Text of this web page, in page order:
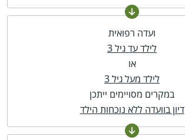
ועדה רפואית
לילד עד גיל 3
או
לילד מעל גיל 3
במקרים מסויימים ייתכן
דיון בוועדה ללא נוכחות הילד